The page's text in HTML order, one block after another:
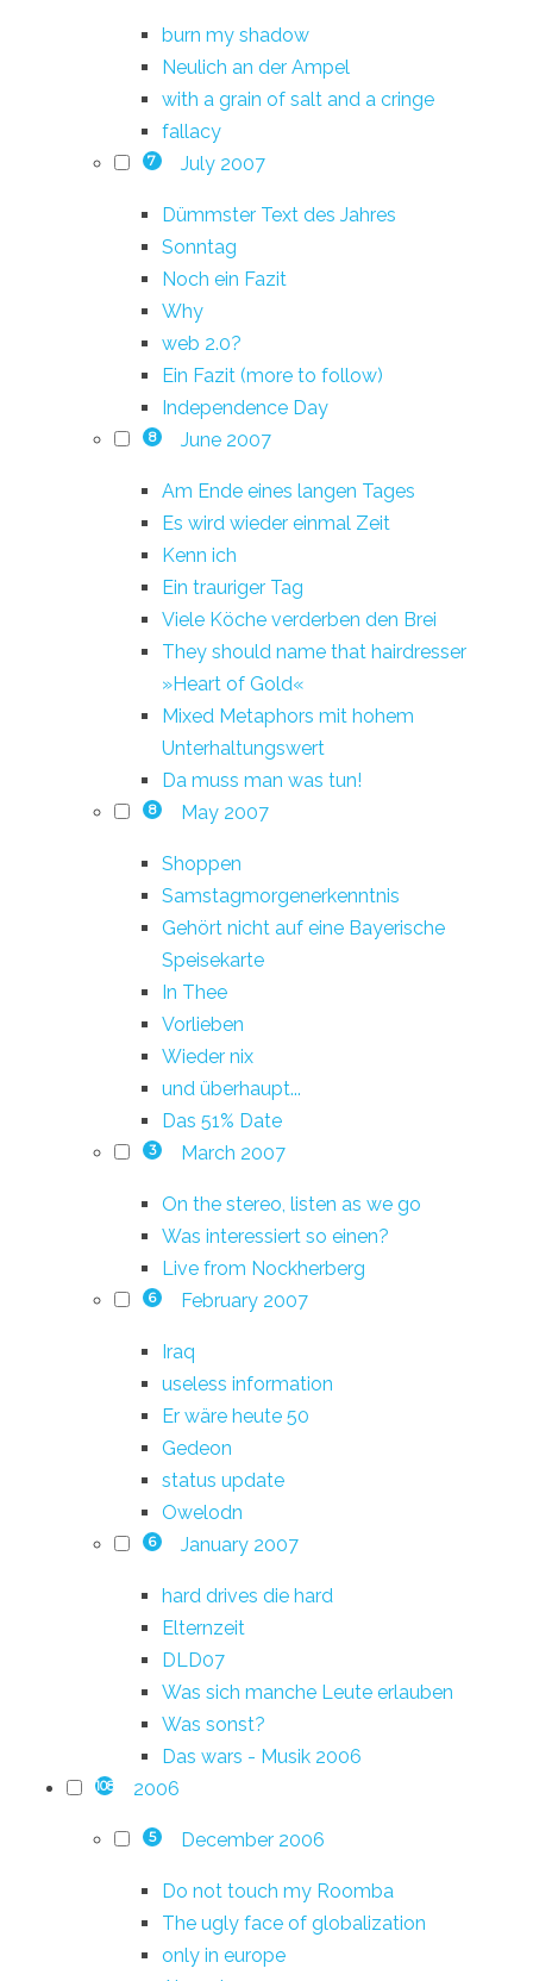
burn my shadow
Neulich an der Ampel
with a grain of salt and a cringe
fallacy
7 July 2007
Dümmster Text des Jahres
Sonntag
Noch ein Fazit
Why
web 2.0?
Ein Fazit (more to follow)
Independence Day
8 June 2007
Am Ende eines langen Tages
Es wird wieder einmal Zeit
Kenn ich
Ein trauriger Tag
Viele Köche verderben den Brei
They should name that hairdresser
»Heart of Gold«
Mixed Metaphors mit hohem
Unterhaltungswert
Da muss man was tun!
8 May 2007
Shoppen
Samstagmorgenerkenntnis
Gehört nicht auf eine Bayerische
Speisekarte
In Thee
Vorlieben
Wieder nix
und überhaupt...
Das 51% Date
3 March 2007
On the stereo, listen as we go
Was interessiert so einen?
Live from Nockherberg
6 February 2007
Iraq
useless information
Er wäre heute 50
Gedeon
status update
Owelodn
6 January 2007
hard drives die hard
Elternzeit
DLD07
Was sich manche Leute erlauben
Was sonst?
Das wars - Musik 2006
108 2006
5 December 2006
Do not touch my Roomba
The ugly face of globalization
only in europe